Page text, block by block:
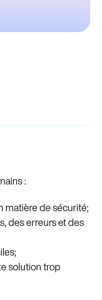
:
matière de sécurité;
des erreurs et des
solution trop